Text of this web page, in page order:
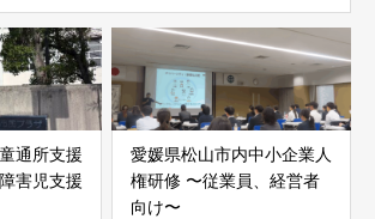
通所支援
害児支援
愛媛県松山市内中小企業人
権研修 〜従業員、経営者
向け〜